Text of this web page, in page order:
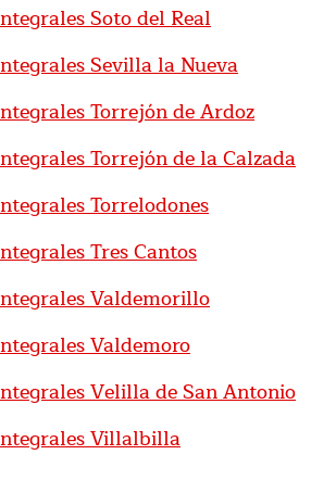
Soto del Real
Sevilla la Nueva
Torrejón de Ardoz
Torrejón de la Calzada
Torrelodones
Tres Cantos
Valdemorillo
Valdemoro
Velilla de San Antonio
Villalbilla